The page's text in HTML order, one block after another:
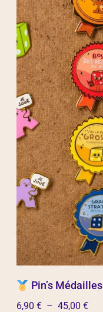
Pin’s Médailles
6,90 € – 45,00 €